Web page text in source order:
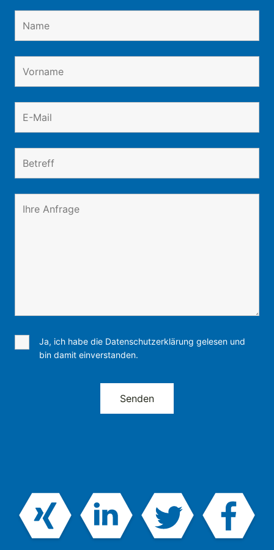
Ja, ich habe die Datenschutzerklärung gelesen und
bin damit einverstanden.